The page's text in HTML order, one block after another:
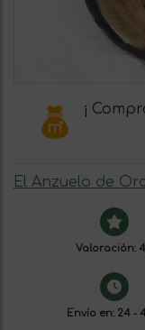
¡
El Anzuelo de
Valoración:
Envío en: 24 -